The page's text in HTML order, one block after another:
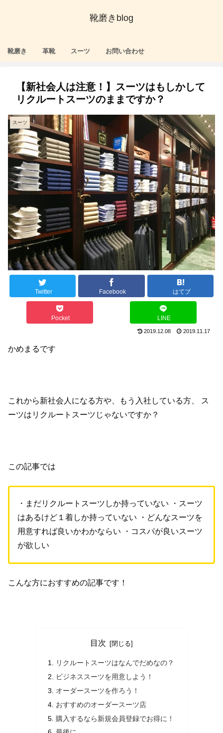
靴磨きblog
靴磨き 革靴 スーツ お問い合わせ
【新社会人は注意！】スーツはもしかして
リクルートスーツのままですか？
スーツ
Twitter Facebook はてブ
Pocket LINE
2019.12.08 2019.11.17
かめまるです
これから新社会人になる方や、もう入社している方、
ス
ーツはリクルートスーツじゃないですか？
この記事では
・まだリクルートスーツしか持っていない ・スーツ
はあるけど１着しか持っていない ・どんなスーツを
用意すれば良いかわかならい ・コスパが良いスーツ
が欲しい
こんな方におすすめの記事です！
目次
リクルートスーツはなんでだめなの？
ビジネススーツを用意しよう！
オーダースーツを作ろう！
おすすめのオーダースーツ店
購入するなら新規会員登録でお得に！